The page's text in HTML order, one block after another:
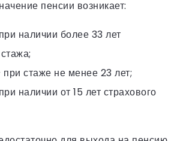
пенсии возникает:
наличии более 33 лет
стаже не менее 23 лет;
наличии от 15 лет страхового